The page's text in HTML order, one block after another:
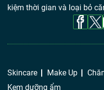
kiệm thời gian và loại bỏ
Skincare Make Up
Kem dưỡng ẩm